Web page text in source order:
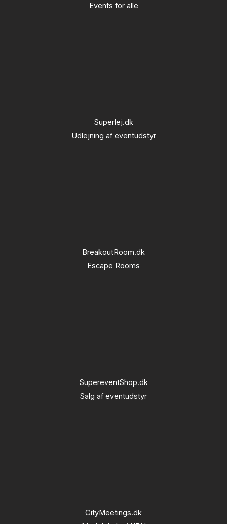
Events for alle
Superlej.dk
Udlejning af eventudstyr
BreakoutRoom.dk
Escape Rooms
SupereventShop.dk
Salg af eventudstyr
CityMeetings.dk